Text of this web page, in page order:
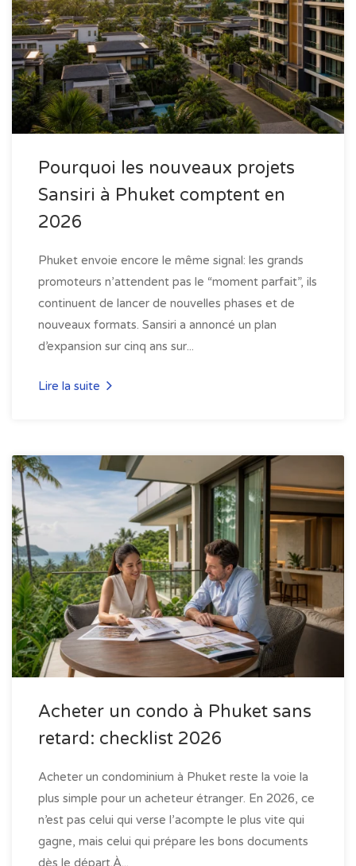
Pourquoi les nouveaux projets
Sansiri à Phuket comptent en
2026
Phuket envoie encore le même signal: les grands
promoteurs n’attendent pas le “moment parfait”, ils
continuent de lancer de nouvelles phases et de
nouveaux formats. Sansiri a annoncé un plan
d’expansion sur cinq ans sur...
Lire la suite
Acheter un condo à Phuket sans
retard: checklist 2026
Acheter un condominium à Phuket reste la voie la
plus simple pour un acheteur étranger. En 2026, ce
n’est pas celui qui verse l’acompte le plus vite qui
gagne, mais celui qui prépare les bons documents
dès le départ.À...